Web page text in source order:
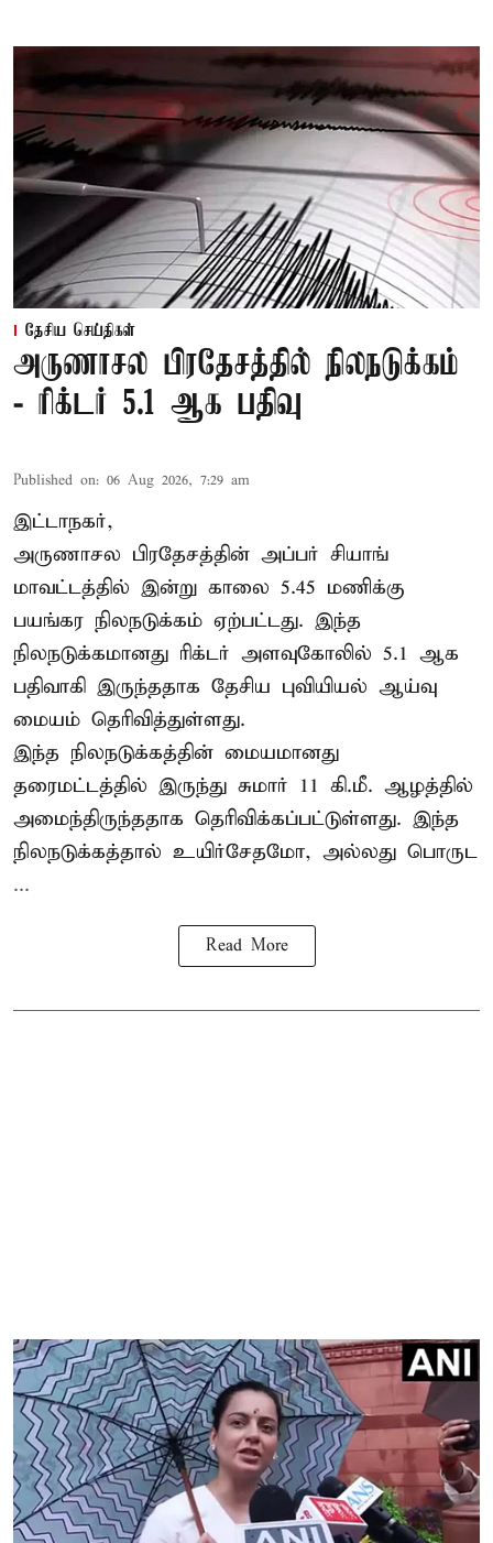
தேசிய செய்திகள்
அருணாசல பிரதேசத்தில் நிலநடுக்கம்
- ரிக்டர் 5.1 ஆக பதிவு
Published on: 06 Aug 2026, 7:29 am
இட்டாநகர்,
அருணாசல பிரதேசத்தின் அப்பர் சியாங்
மாவட்டத்தில் இன்று காலை 5.45 மணிக்கு
பயங்கர நிலநடுக்கம் ஏற்பட்டது. இந்த
நிலநடுக்கமானது ரிக்டர் அளவுகோலில் 5.1 ஆக
பதிவாகி இருந்ததாக தேசிய புவியியல் ஆய்வு
மையம் தெரிவித்துள்ளது.
இந்த நிலநடுக்கத்தின் மையமானது
தரைமட்டத்தில் இருந்து சுமார் 11 கி.மீ. ஆழத்தில்
அமைந்திருந்ததாக தெரிவிக்கப்பட்டுள்ளது. இந்த
நிலநடுக்கத்தால் உயிர்சேதமோ, அல்லது பொருட
...
Read More